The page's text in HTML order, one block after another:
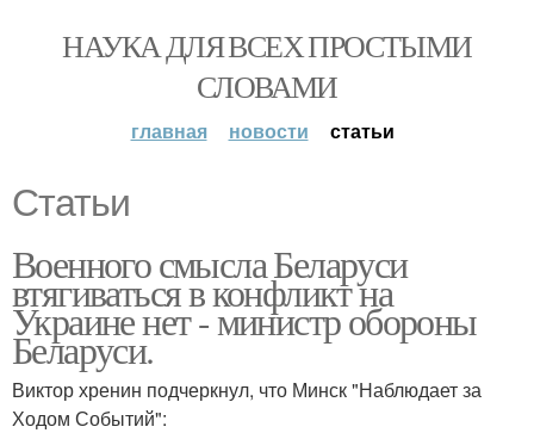
НАУКА ДЛЯ ВСЕХ ПРОСТЫМИ
СЛОВАМИ
главная новости статьи
Статьи
Военного смысла Беларуси
втягиваться в конфликт на
Украине нет - министр обороны
Беларуси.
Виктор хренин подчеркнул, что Минск "Наблюдает за
Ходом Событий":